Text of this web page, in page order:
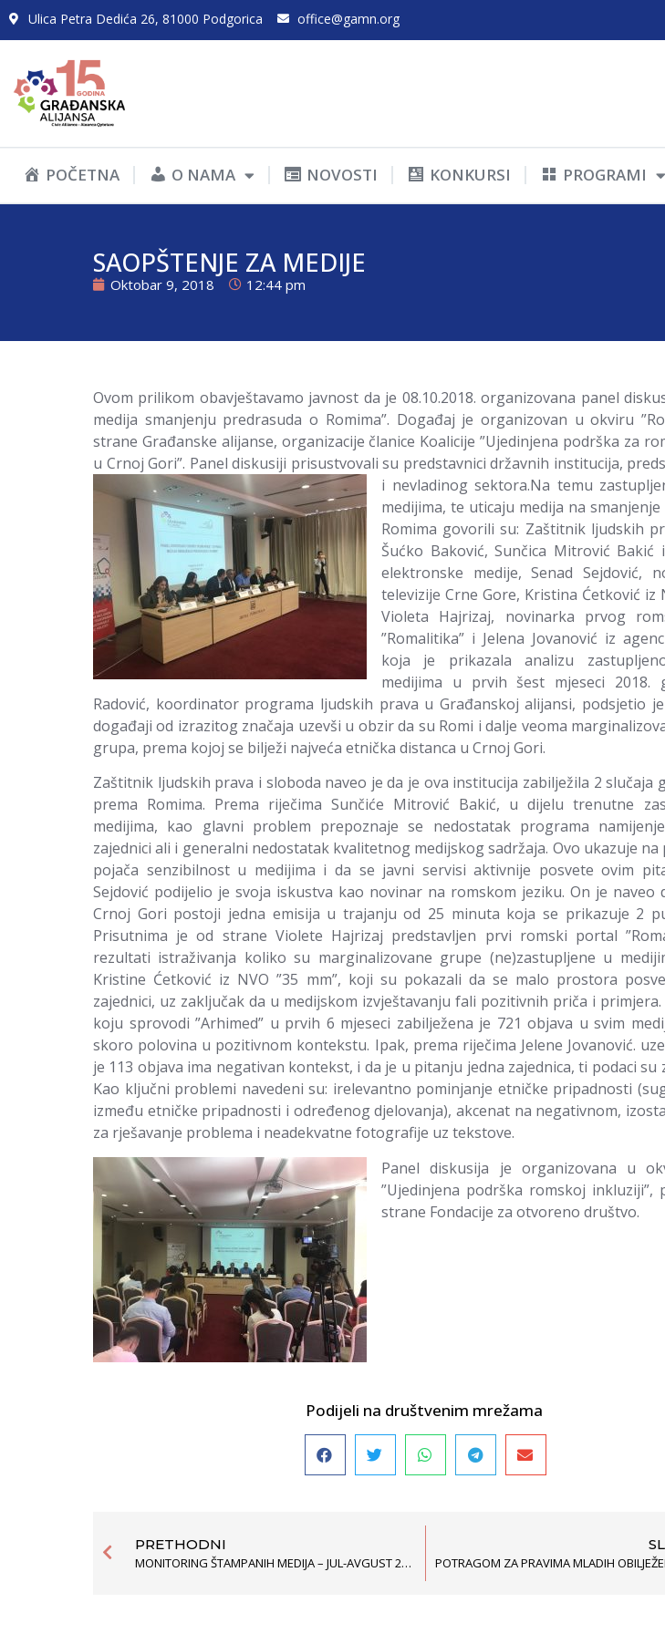
Ulica Petra Dedića 26, 81000 Podgorica office@gamn.org
POČETNA O NAMA NOVOSTI KONKURSI PROGRAMI
SAOPŠTENJE ZA MEDIJE
Oktobar 9, 2018 12:44 pm
Ovom prilikom obavještavamo javnost da je 08.10.2018. organizovana panel
medija smanjenju predrasuda o Romima”. Događaj je organizovan u okviru
strane Građanske alijanse, organizacije članice Koalicije ”Ujedinjena podrška za
u Crnoj Gori”. Panel diskusiji prisustvovali su predstavnici državnih institucija,
i nevladinog sektora.Na temu
medijima, te uticaju medija na
Romima govorili su: Zaštitnik ljudskih
Šućko Baković, Sunčica Mitrović Bakić
elektronske medije, Senad Sejdović,
televizije Crne Gore, Kristina Ćetković iz
Violeta Hajrizaj, novinarka prvog
”Romalitika” i Jelena Jovanović iz
koja je prikazala analizu
medijima u prvih šest mjeseci 2018.
Radović, koordinator programa ljudskih prava u Građanskoj alijansi, podsjetio
događaji od izrazitog značaja uzevši u obzir da su Romi i dalje veoma
grupa, prema kojoj se bilježi najveća etnička distanca u Crnoj Gori.
Zaštitnik ljudskih prava i sloboda naveo je da je ova institucija zabilježila 2 slučaja
prema Romima. Prema riječima Sunčiće Mitrović Bakić, u dijelu trenutne
medijima, kao glavni problem prepoznaje se nedostatak programa
zajednici ali i generalni nedostatak kvalitetnog medijskog sadržaja. Ovo ukazuje na
pojača senzibilnost u medijima i da se javni servisi aktivnije posvete ovim
Sejdović podijelio je svoja iskustva kao novinar na romskom jeziku. On je naveo
Crnoj Gori postoji jedna emisija u trajanju od 25 minuta koja se prikazuje 2
Prisutnima je od strane Violete Hajrizaj predstavljen prvi romski portal
rezultati istraživanja koliko su marginalizovane grupe (ne)zastupljene u
Kristine Ćetković iz NVO ”35 mm”, koji su pokazali da se malo prostora
zajednici, uz zaključak da u medijskom izvještavanju fali pozitivnih priča i primjera.
koju sprovodi ”Arhimed” u prvih 6 mjeseci zabilježena je 721 objava u svim
skoro polovina u pozitivnom kontekstu. Ipak, prema riječima Jelene Jovanović.
je 113 objava ima negativan kontekst, i da je u pitanju jedna zajednica, ti podaci su
Kao ključni problemi navedeni su: irelevantno pominjanje etničke pripadnosti
između etničke pripadnosti i određenog djelovanja), akcenat na negativnom,
za rješavanje problema i neadekvatne fotografije uz tekstove.
Panel diskusija je organizovana u
”Ujedinjena podrška romskoj inkluziji”,
strane Fondacije za otvoreno društvo.
Podijeli na društvenim mrežama
PRETHODNI
MONITORING ŠTAMPANIH MEDIJA – JUL-AVGUST 2018